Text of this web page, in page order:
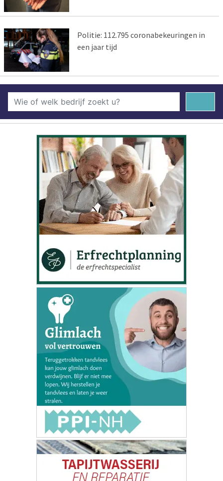
Politie: 112.795 coronabekeuringen in
een jaar tijd